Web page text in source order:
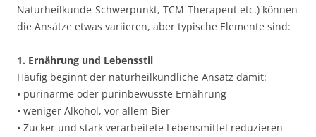
Naturheilkunde-Schwerpunkt, TCM-Therapeut etc.) können
die Ansätze etwas variieren, aber typische Elemente sind:
1. Ernährung und Lebensstil
Häufig beginnt der naturheilkundliche Ansatz damit:
• purinarme oder purinbewusste Ernährung
• weniger Alkohol, vor allem Bier
• Zucker und stark verarbeitete Lebensmittel reduzieren